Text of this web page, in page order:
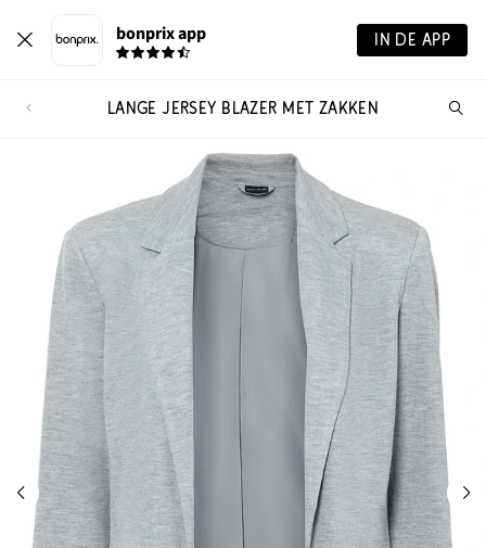
bonprix app IN DE APP
LANGE JERSEY BLAZER MET ZAKKEN